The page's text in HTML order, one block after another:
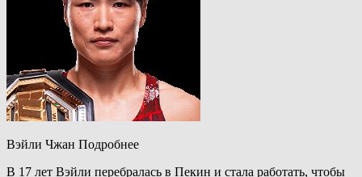
Вэйли Чжан Подробнее
В 17 лет Вэйли перебралась в Пекин и стала работать, чтобы